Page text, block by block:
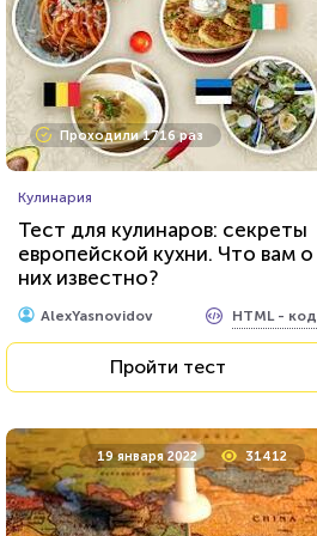
Проходили 11746 раз
Тест: Какое хобби вам
подойдет?
Пройти тест
27 октября 2021
Проходили 1716 раз
Кулинария
Тест для кулинаров: секреты
европейской кухни. Что вам о
них известно?
AlexYasnovidov HTML - код
Пройти тест
19 января 2022 31412